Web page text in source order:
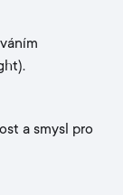
a smysl pro